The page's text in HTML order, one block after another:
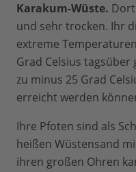
Karakum-Wüste.
und sehr trocken. Ihr
extreme
Grad Celsius
zu minus 25 Grad
erreicht werden
Ihre Pfoten sind als
heißen Wüstensand
ihren großen Ohren